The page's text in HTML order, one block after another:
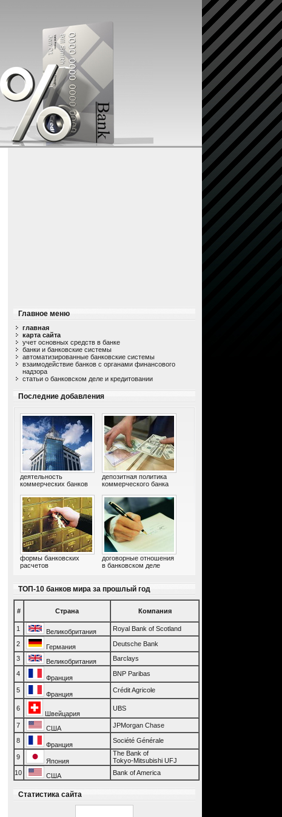
Главное меню
главная
карта сайта
учет основных средств в банке
банки и банковские системы
автоматизированные банковские системы
взаимодействие банков с органами финансового
надзора
статьи о банковском деле и кредитовании
Последние добавления
деятельность
коммерческих банков
депозитная политика
коммерческого банка
формы банковских
расчетов
договорные отношения
в банковском деле
ТОП-10 банков мира за прошлый год
# Страна Компания
1 Великобритания Royal Bank of Scotland
2 Германия
Deutsche Bank
3
Великобритания Barclays
4
Франция
BNP Paribas
5
Франция
Crédit Agricole
6
Швейцария
UBS
7 США JPMorgan Chase
8
Франция
Société Générale
9
Япония
The Bank of
Tokyo-Mitsubishi UFJ
10
США Bank of America
Статистика сайта